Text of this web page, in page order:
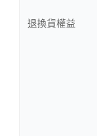
退換貨權益